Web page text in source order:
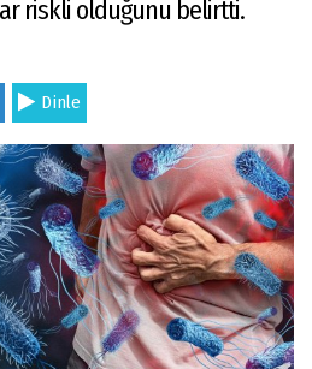
riskli olduğunu belirtti.
Dinle